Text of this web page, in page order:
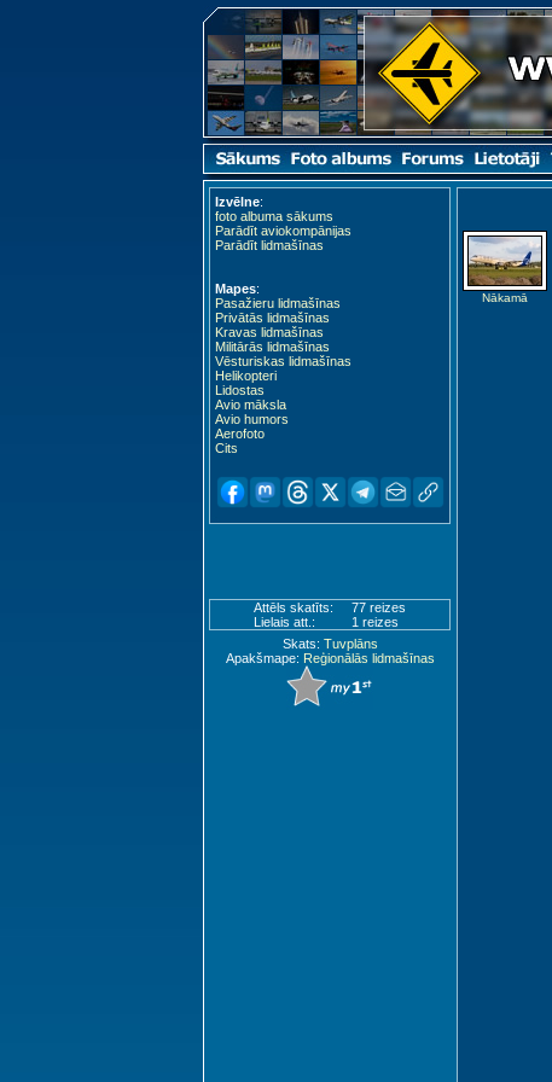
Izvēlne:
foto albuma sākums
Parādīt aviokompānijas
Parādīt lidmašīnas
Mapes:
Pasažieru lidmašīnas
Privātās lidmašīnas
Kravas lidmašīnas
Militārās lidmašīnas
Vēsturiskas lidmašīnas
Helikopteri
Lidostas
Avio māksla
Avio humors
Aerofoto
Cits
Attēls skatīts:
77 reizes
Lielais att.:
1 reizes
Skats: Tuvplāns
Apakšmape: Reģionālās lidmašīnas
Nākamā